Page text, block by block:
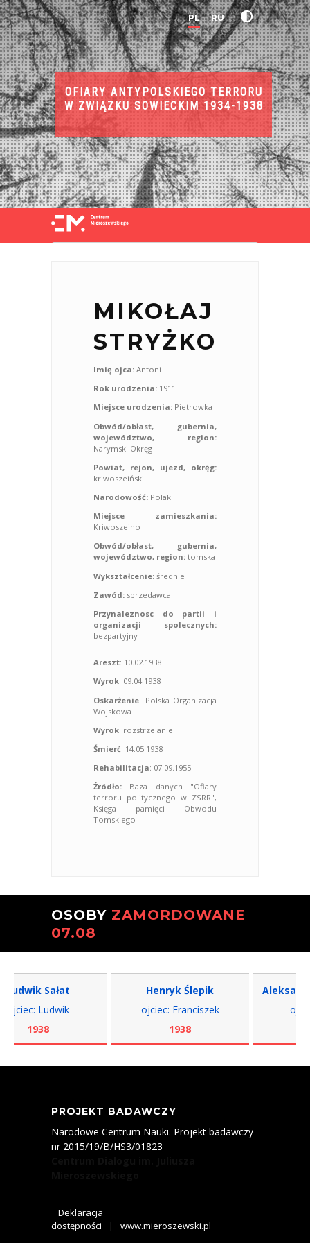
PL RU
OFIARY ANTYPOLSKIEGO TERRORU
W ZWIĄZKU SOWIECKIM 1934-1938
MIKOŁAJ
STRYŻKO
Imię ojca: Antoni
Rok urodzenia: 1911
Miejsce urodzenia: Pietrowka
Obwód/obłast, gubernia,
województwo, region:
Narymski Okręg
Powiat, rejon, ujezd, okręg:
kriwoszeiński
Narodowość: Polak
Miejsce zamieszkania:
Kriwoszeino
Obwód/obłast, gubernia,
województwo, region: tomska
Wykształcenie: średnie
Zawód: sprzedawca
Przynaleznosc do partii i
organizacji spolecznych:
bezpartyjny
Areszt: 10.02.1938
Wyrok: 09.04.1938
Oskarżenie: Polska Organizacja
Wojskowa
Wyrok: rozstrzelanie
Śmierć: 14.05.1938
Rehabilitacja: 07.09.1955
Źródło: Baza danych "Ofiary
terroru politycznego w ZSRR",
Księga pamięci Obwodu
Tomskiego
OSOBY ZAMORDOWANE
07.08
Sałat
Ludwik
1938
Henryk Ślepik
ojciec: Franciszek
1938
ojciec:
PROJEKT BADAWCZY
Narodowe Centrum Nauki. Projekt badawczy
nr 2015/19/B/HS3/01823
Deklaracja
dostępności
| www.mieroszewski.pl